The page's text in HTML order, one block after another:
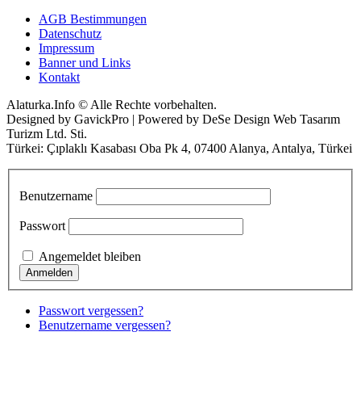
AGB Bestimmungen
Datenschutz
Impressum
Banner und Links
Kontakt
Alaturka.Info © Alle Rechte vorbehalten.
Designed by GavickPro | Powered by DeSe Design Web Tasarım
Turizm Ltd. Sti.
Türkei: Çıplaklı Kasabası Oba Pk 4, 07400 Alanya, Antalya, Türkei
Benutzername
Passwort
Angemeldet bleiben
Passwort vergessen?
Benutzername vergessen?